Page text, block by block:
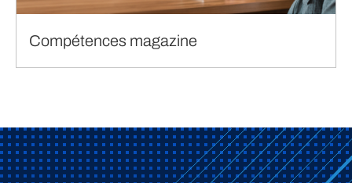
Compétences magazine